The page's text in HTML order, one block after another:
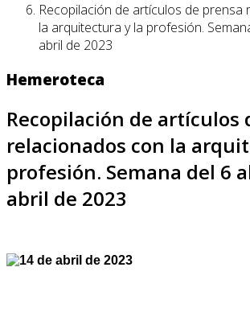
Recopilación de artículos de prensa
la arquitectura y la profesión.
abril de 2023
Hemeroteca
Recopilación de artículos
relacionados con la
profesión. Semana del 6
abril de 2023